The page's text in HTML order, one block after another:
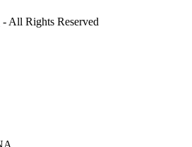
- All Rights Reserved